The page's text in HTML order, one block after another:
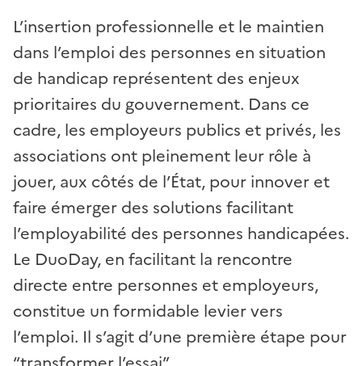
L’insertion professionnelle et le maintien
dans l’emploi des personnes en situation
de handicap représentent des enjeux
prioritaires du gouvernement. Dans ce
cadre, les employeurs publics et privés, les
associations ont pleinement leur rôle à
jouer, aux côtés de l’État, pour innover et
faire émerger des solutions facilitant
l’employabilité des personnes handicapées.
Le DuoDay, en facilitant la rencontre
directe entre personnes et employeurs,
constitue un formidable levier vers
l’emploi. Il s’agit d’une première étape pour